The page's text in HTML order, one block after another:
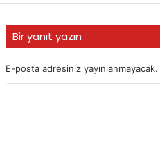
Bir yanıt yazın
E-posta adresiniz yayınlanmayacak.